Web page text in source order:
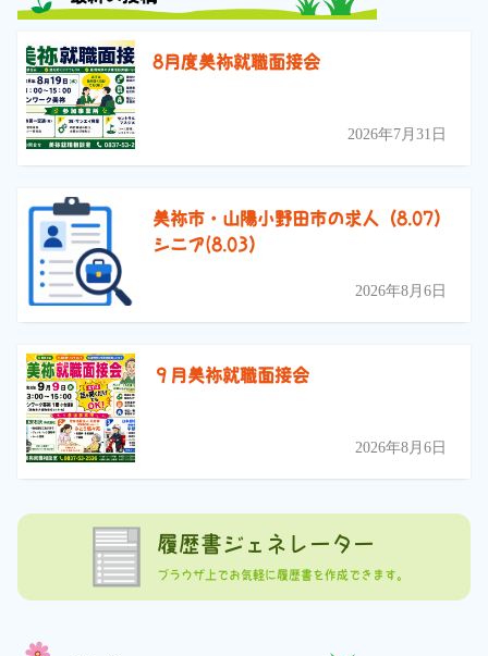
8月度美祢就職面接会
2026年7月31日
美祢市・山陽小野田市の求人（8.07）
シニア(8.03）
2026年8月6日
９月美祢就職面接会
2026年8月6日
履歴書ジェネレーター
ブラウザ上でお気軽に履歴書を作成できます。